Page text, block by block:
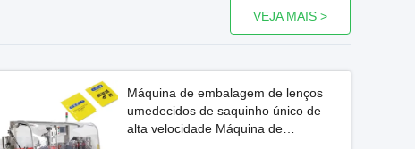
VEJA MAIS >
Máquina de embalagem de lenços
umedecidos de saquinho único de
alta velocidade Máquina de